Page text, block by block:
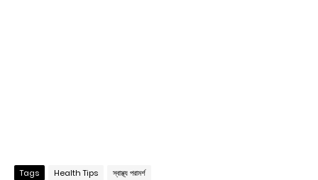
Tags Health Tips স্বাস্থ্য পরামর্শ